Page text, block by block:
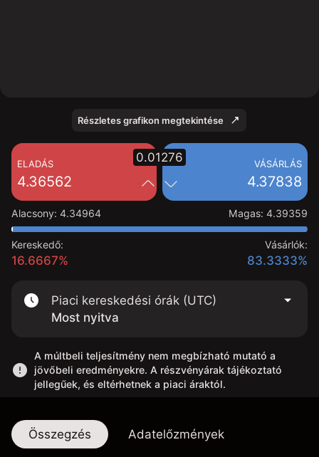
Részletes grafikon megtekintése
ELADÁS
4.36562
VÁSÁRLÁS
4.37838
0.01276
Alacsony: 4.34964 Magas: 4.39359
Kereskedő:
16.6667%
Vásárlók:
83.3333%
Piaci kereskedési órák (UTC)
Most nyitva
A múltbeli teljesítmény nem megbízható mutató a
jövőbeli eredményekre. A részvényárak tájékoztató
jellegűek, és eltérhetnek a piaci áraktól.
Összegzés Adatelőzmények